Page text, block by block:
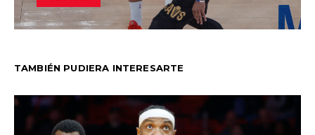
TAMBIÉN PUDIERA INTERESARTE